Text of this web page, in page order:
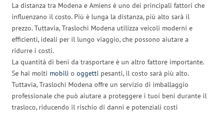
La distanza tra Modena e Amiens è uno dei principali fattori che
influenzano il costo. Più è lunga la distanza, più alto sarà il
prezzo. Tuttavia, Traslochi Modena utilizza veicoli moderni e
efficienti, ideali per il lungo viaggio, che possono aiutare a
ridurre i costi.
La quantità di beni da trasportare è un altro fattore importante.
Se hai molti mobili o oggetti pesanti, il costo sarà più alto.
Tuttavia, Traslochi Modena offre un servizio di imballaggio
professionale che può aiutare a proteggere i tuoi beni durante il
trasloco, riducendo il rischio di danni e potenziali costi